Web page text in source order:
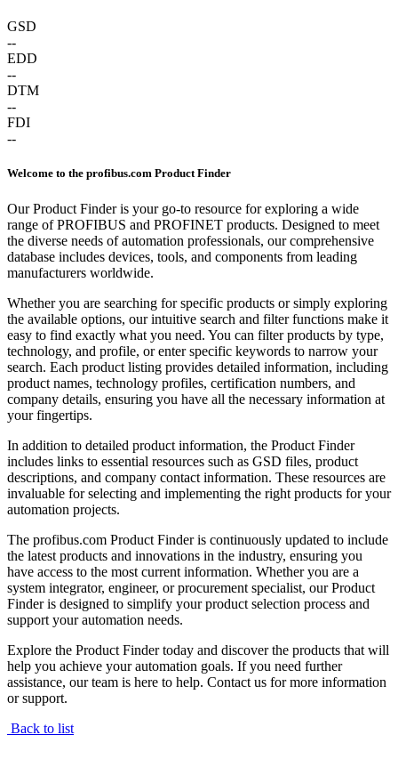
GSD
--
EDD
--
DTM
--
FDI
--
Welcome to the profibus.com Product Finder
Our Product Finder is your go-to resource for exploring a wide
range of PROFIBUS and PROFINET products. Designed to meet
the diverse needs of automation professionals, our comprehensive
database includes devices, tools, and components from leading
manufacturers worldwide.
Whether you are searching for specific products or simply exploring
the available options, our intuitive search and filter functions make it
easy to find exactly what you need. You can filter products by type,
technology, and profile, or enter specific keywords to narrow your
search. Each product listing provides detailed information, including
product names, technology profiles, certification numbers, and
company details, ensuring you have all the necessary information at
your fingertips.
In addition to detailed product information, the Product Finder
includes links to essential resources such as GSD files, product
descriptions, and company contact information. These resources are
invaluable for selecting and implementing the right products for your
automation projects.
The profibus.com Product Finder is continuously updated to include
the latest products and innovations in the industry, ensuring you
have access to the most current information. Whether you are a
system integrator, engineer, or procurement specialist, our Product
Finder is designed to simplify your product selection process and
support your automation needs.
Explore the Product Finder today and discover the products that will
help you achieve your automation goals. If you need further
assistance, our team is here to help. Contact us for more information
or support.
Back to list